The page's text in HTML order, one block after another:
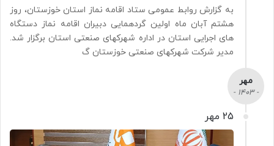
به گزارش روابط عمومی ستاد اقامه نماز استان خوزستان، روز
هشتم آبان ماه اولین گردهمایی دبیران اقامه نماز دستگاه
های اجرایی استان در اداره شهرکهای صنعتی استان برگزار شد.
مدیر شرکت شهرکهای صنعتی خوزستان گ
مهر
- 1403 -
25 مهر